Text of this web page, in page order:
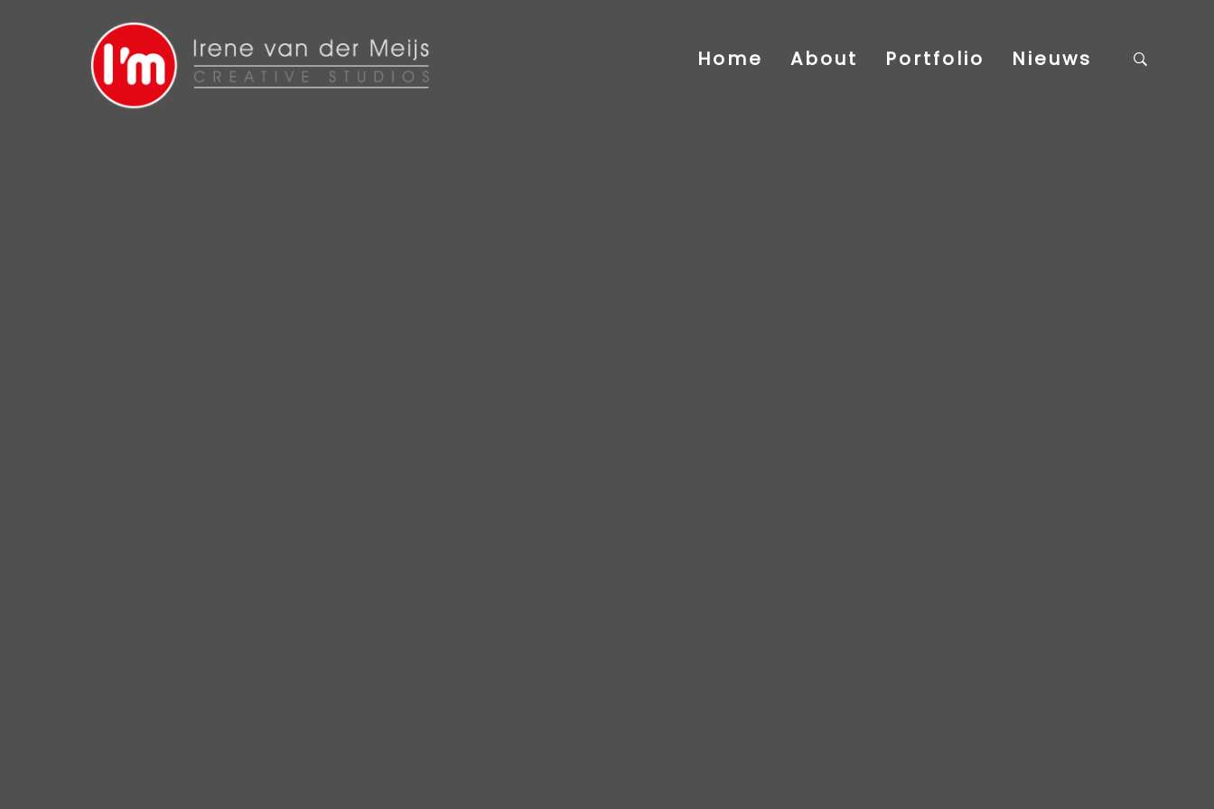
Home About Portfolio Nieuws